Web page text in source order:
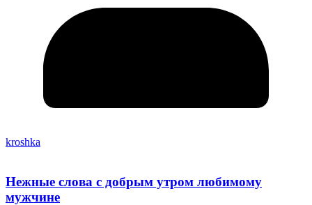
kroshka
Нежные слова с добрым утром любимому
мужчине